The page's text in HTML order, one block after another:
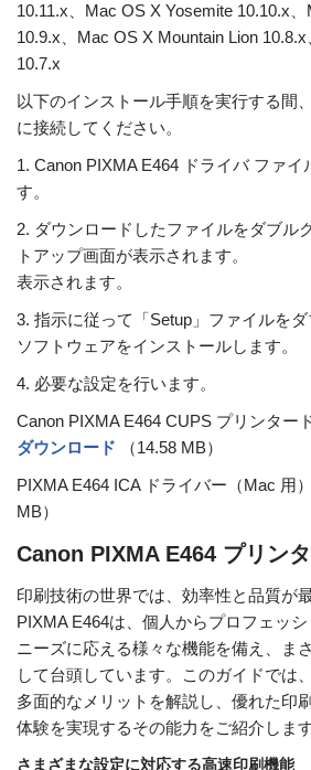
10.11.x、Mac OS X Yosemite 10.10.x
10.9.x、Mac OS X Mountain Lion
10.7.x
以下のインストール手順を実行する間
に接続してください。
1. Canon PIXMA E464 ドライバ ファイ
す。
2. ダウンロードしたファイルをダブル
トアップ画面が表示されます。
表示されます。
3. 指示に従って「Setup」ファイルをダ
ソフトウェアをインストールします。
4. 必要な設定を行います。
Canon PIXMA E464 CUPS プリンター
ダウンロード
（14.58 MB）
PIXMA E464 ICA ドライバー（Mac 用）
MB）
Canon PIXMA E464 プリン
印刷技術の世界では、効率性と品質が
PIXMA E464は、個人からプロフェッ
ニーズに応える様々な機能を備え、ま
して台頭しています。このガイドでは
多面的なメリットを解説し、優れた印
体験を実現するその能力をご紹介します
さまざまな設定に対応する高速印刷機能